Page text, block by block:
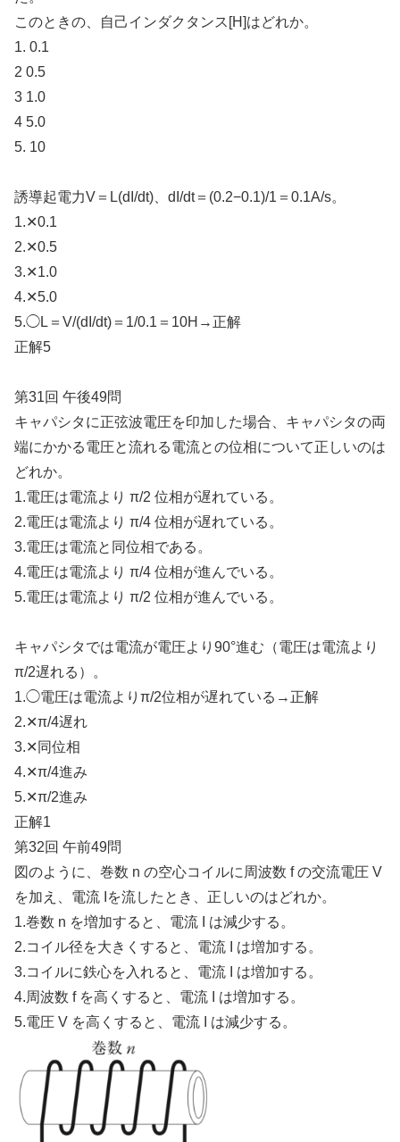
このときの、自己インダクタンス[H]はどれか。
1. 0.1
2 0.5
3 1.0
4 5.0
5. 10
誘導起電力V＝L(dI/dt)、dI/dt＝(0.2−0.1)/1＝0.1A/s。
1.✕0.1
2.✕0.5
3.✕1.0
4.✕5.0
5.◯L＝V/(dI/dt)＝1/0.1＝10H→正解
正解5
第31回 午後49問
キャパシタに正弦波電圧を印加した場合、キャパシタの両
端にかかる電圧と流れる電流との位相について正しいのは
どれか。
1.電圧は電流より π/2 位相が遅れている。
2.電圧は電流より π/4 位相が遅れている。
3.電圧は電流と同位相である。
4.電圧は電流より π/4 位相が進んでいる。
5.電圧は電流より π/2 位相が進んでいる。
キャパシタでは電流が電圧より90°進む（電圧は電流より
π/2遅れる）。
1.◯電圧は電流よりπ/2位相が遅れている→正解
2.✕π/4遅れ
3.✕同位相
4.✕π/4進み
5.✕π/2進み
正解1
第32回 午前49問
図のように、巻数 n の空心コイルに周波数 f の交流電圧 V
を加え、電流 Iを流したとき、正しいのはどれか。
1.巻数 n を増加すると、電流 I は減少する。
2.コイル径を大きくすると、電流 I は増加する。
3.コイルに鉄心を入れると、電流 I は増加する。
4.周波数 f を高くすると、電流 I は増加する。
5.電圧 V を高くすると、電流 I は減少する。